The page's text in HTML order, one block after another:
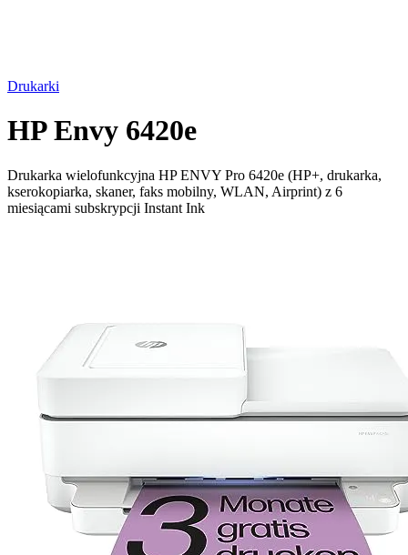
Drukarki
HP Envy 6420e
Drukarka wielofunkcyjna HP ENVY Pro 6420e (HP+, drukarka,
kserokopiarka, skaner, faks mobilny, WLAN, Airprint) z 6
miesiącami subskrypcji Instant Ink